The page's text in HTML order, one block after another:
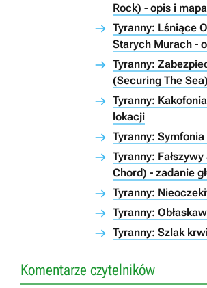
Rock) - opis i
Tyranny: Lśniące
Starych Murach -
Tyranny:
(Securing The
Tyranny:
lokacji
Tyranny: Symfonia
Tyranny:
Chord) - zadanie
Tyranny:
Tyranny:
Tyranny: Szlak
Komentarze czytelników